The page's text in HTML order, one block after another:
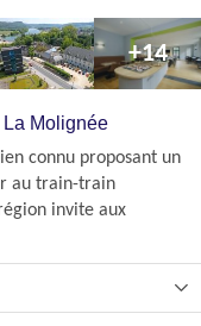
+14
La Molignée
connu proposant un
au train-train
invite aux